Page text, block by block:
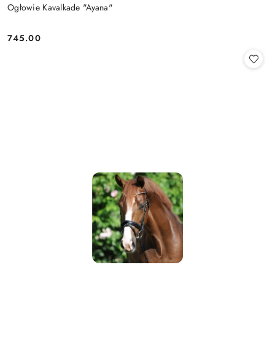
Ogłowie Kavalkade "Ayana"
Cena:
745.00